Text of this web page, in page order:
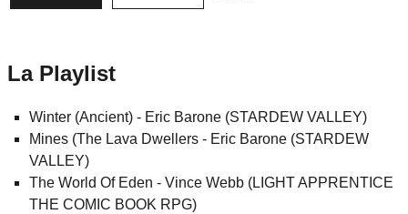
La Playlist
Winter (Ancient) - Eric Barone (STARDEW VALLEY)
Mines (The Lava Dwellers - Eric Barone (STARDEW
VALLEY)
The World Of Eden - Vince Webb (LIGHT APPRENTICE
THE COMIC BOOK RPG)